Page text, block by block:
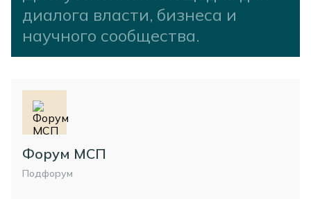
диалога власти, бизнеса и
научного сообщества.
Форум МСП
Подфорум